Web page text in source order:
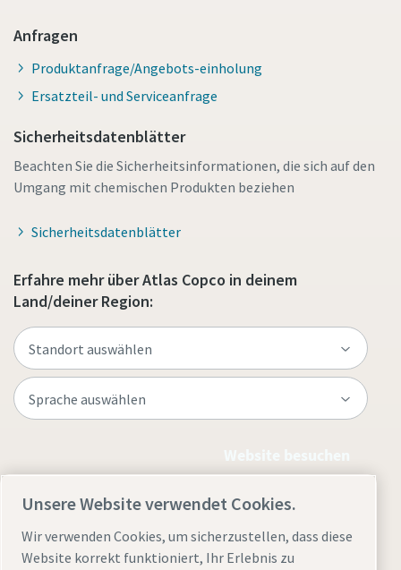
Anfragen
Produktanfrage/Angebots-einholung
Ersatzteil- und Serviceanfrage
Sicherheitsdatenblätter
Beachten Sie die Sicherheitsinformationen, die sich auf den
Umgang mit chemischen Produkten beziehen
Sicherheitsdatenblätter
Erfahre mehr über Atlas Copco in deinem
Land/deiner Region:
Unsere Website verwendet Cookies.
Wir verwenden Cookies, um sicherzustellen, dass diese
Website korrekt funktioniert, Ihr Erlebnis zu